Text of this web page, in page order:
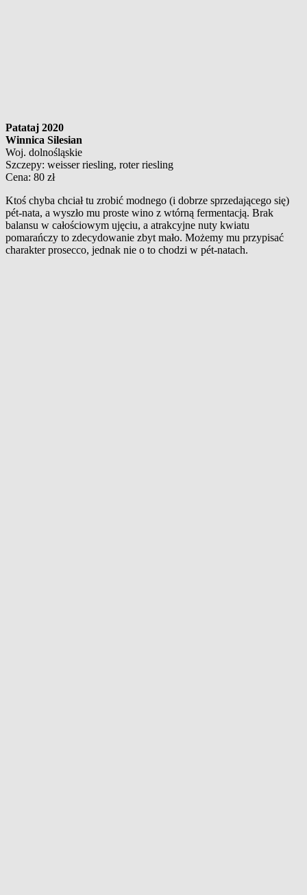
Patataj 2020
Winnica Silesian
Woj. dolnośląskie
Szczepy: weisser riesling, roter riesling
Cena: 80 zł
Ktoś chyba chciał tu zrobić modnego (i dobrze sprzedającego się)
pét-nata, a wyszło mu proste wino z wtórną fermentacją. Brak
balansu w całościowym ujęciu, a atrakcyjne nuty kwiatu
pomarańczy to zdecydowanie zbyt mało. Możemy mu przypisać
charakter prosecco, jednak nie o to chodzi w pét-natach.